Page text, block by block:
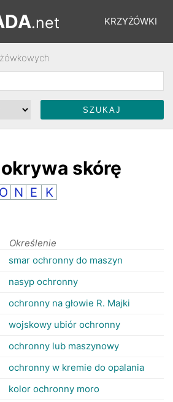
KRZYŻÓWKI
ŁAMIGŁÓWKI
.net
skórę
O N E K
Określenie
smar ochronny do maszyn
nasyp ochronny
ochronny na głowie R. Majki
wojskowy ubiór ochronny
ochronny lub maszynowy
ochronny w kremie do opalania
kolor ochronny moro